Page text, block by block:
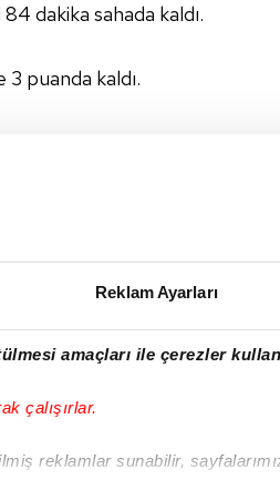
Reklam Ayarları
amaçları ile çerezler
çalışırlar.
reklamlar sunabilir,
dakika sahada kaldı.
puanda kaldı.
Sonraki Haber